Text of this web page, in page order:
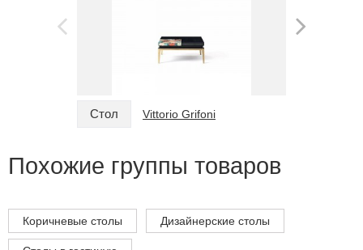
Стол Vittorio Grifoni
Похожие группы товаров
Коричневые столы Дизайнерские столы